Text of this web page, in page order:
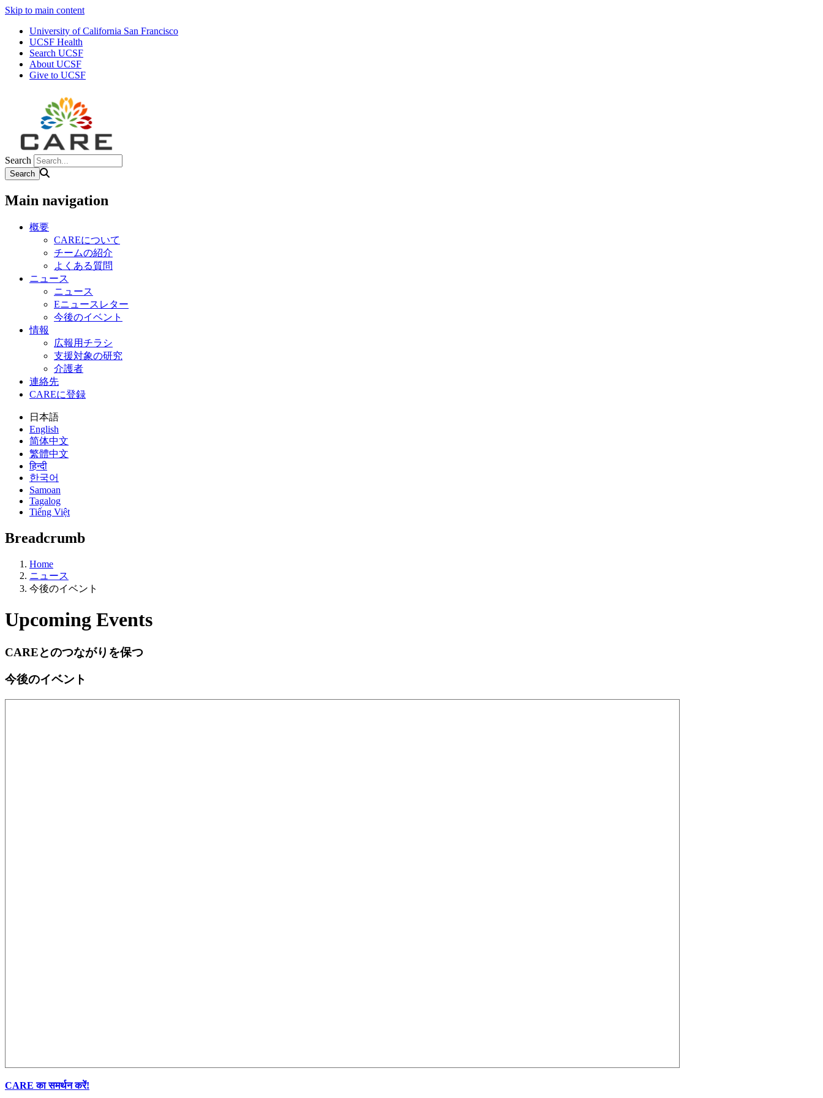
Skip to main content
University of California San Francisco
UCSF Health
Search UCSF
About UCSF
Give to UCSF
Search
Main navigation
概要
CAREについて
チームの紹介
よくある質問
ニュース
ニュース
Eニュースレター
今後のイベント
情報
広報用チラシ
支援対象の研究
介護者
連絡先
CAREに登録
日本語
English
简体中文
繁體中文
हिन्दी
한국어
Samoan
Tagalog
Tiếng Việt
Breadcrumb
Home
ニュース
今後のイベント
Upcoming Events
CAREとのつながりを保つ
今後のイベント
CARE का समर्थन करें!